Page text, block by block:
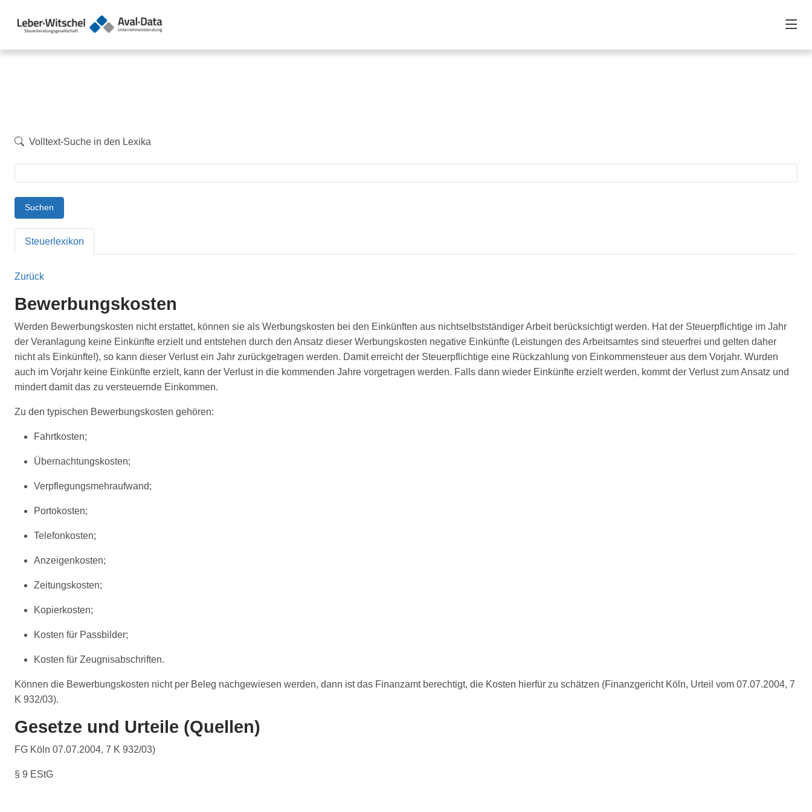
Volltext-Suche in den Lexika
Suchen
Steuerlexikon
Zurück
Bewerbungskosten
Werden Bewerbungskosten nicht erstattet, können sie als Werbungskosten bei den Einkünften aus nichtselbstständiger Arbeit berücksichtigt werden. Hat der Steuerpflichtige im Jahr
der Veranlagung keine Einkünfte erzielt und entstehen durch den Ansatz dieser Werbungskosten negative Einkünfte (Leistungen des Arbeitsamtes sind steuerfrei und gelten daher
nicht als Einkünfte!), so kann dieser Verlust ein Jahr zurückgetragen werden. Damit erreicht der Steuerpflichtige eine Rückzahlung von Einkommensteuer aus dem Vorjahr. Wurden
auch im Vorjahr keine Einkünfte erzielt, kann der Verlust in die kommenden Jahre vorgetragen werden. Falls dann wieder Einkünfte erzielt werden, kommt der Verlust zum Ansatz und
mindert damit das zu versteuernde Einkommen.
Zu den typischen Bewerbungskosten gehören:
Fahrtkosten;
Übernachtungskosten;
Verpflegungsmehraufwand;
Portokosten;
Telefonkosten;
Anzeigenkosten;
Zeitungskosten;
Kopierkosten;
Kosten für Passbilder;
Kosten für Zeugnisabschriften.
Können die Bewerbungskosten nicht per Beleg nachgewiesen werden, dann ist das Finanzamt berechtigt, die Kosten hierfür zu schätzen (Finanzgericht Köln, Urteil vom 07.07.2004, 7
K 932/03).
Gesetze und Urteile (Quellen)
FG Köln 07.07.2004, 7 K 932/03)
§ 9 EStG